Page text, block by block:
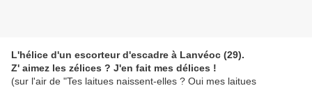
L'hélice d'un escorteur d'escadre à Lanvéoc (29).
Z' aimez les zélices ? J'en fait mes délices !
(sur l'air de "Tes laitues naissent-elles ? Oui mes laitues